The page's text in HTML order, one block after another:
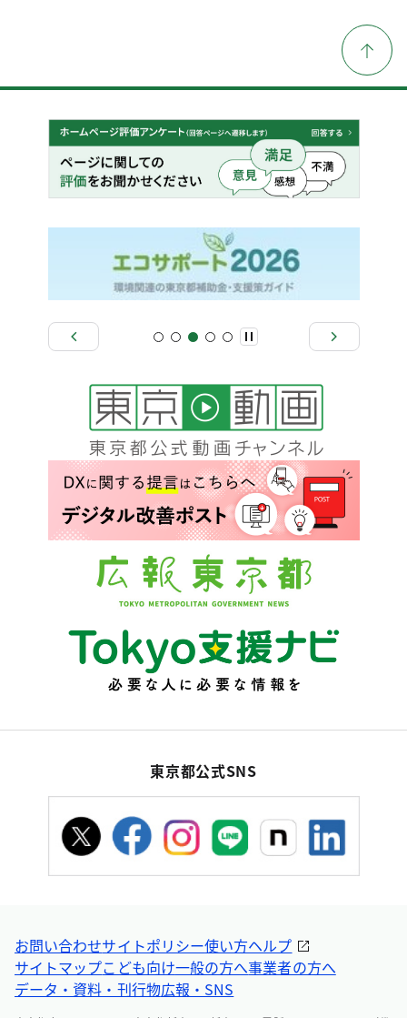
東京都公式SNS
お問い合わせサイトポリシー使い方ヘルプ
サイトマップこども向け一般の方へ事業者の方へ
データ・資料・刊行物広報・SNS